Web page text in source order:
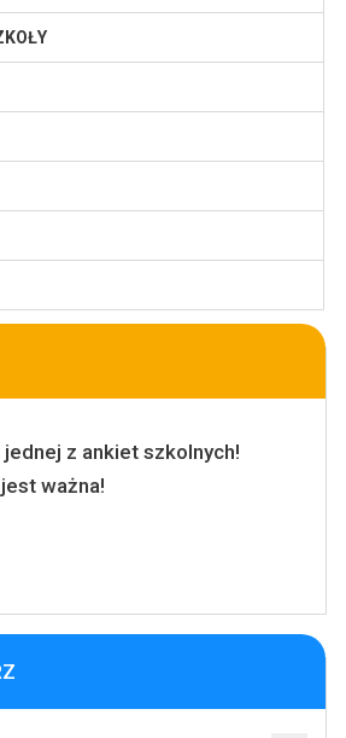
jednej z ankiet szkolnych!
ważna!